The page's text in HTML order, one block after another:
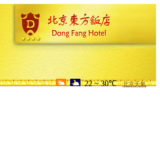
22 ~ 30℃ 北京天氣